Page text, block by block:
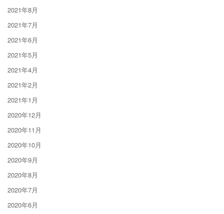
2021年8月
2021年7月
2021年6月
2021年5月
2021年4月
2021年2月
2021年1月
2020年12月
2020年11月
2020年10月
2020年9月
2020年8月
2020年7月
2020年6月